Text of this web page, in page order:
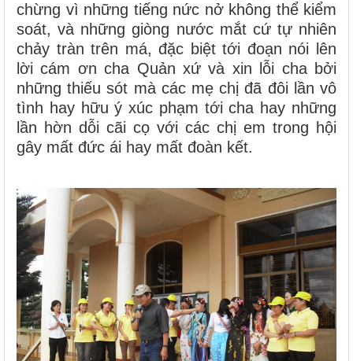
chừng vì những tiếng nức nở không thể kiểm
soát, và những giòng nước mắt cứ tự nhiên
chảy tràn trên má, đặc biệt tới đoạn nói lên
lời cám ơn cha Quản xứ và xin lỗi cha bởi
những thiếu sót mà các mẹ chị đã đôi lần vô
tình hay hữu ý xúc phạm tới cha hay những
lần hờn dỗi cãi cọ với các chị em trong hội
gây mất đức ái hay mất đoàn kết.